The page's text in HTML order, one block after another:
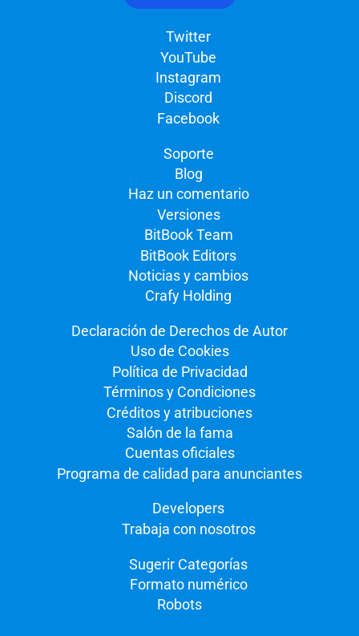
Twitter
YouTube
Instagram
Discord
Facebook
Soporte
Blog
Haz un comentario
Versiones
BitBook Team
BitBook Editors
Noticias y cambios
Crafy Holding
Declaración de Derechos de Autor
Uso de Cookies
Política de Privacidad
Términos y Condiciones
Créditos y atribuciones
Salón de la fama
Cuentas oficiales
Programa de calidad para anunciantes
Developers
Trabaja con nosotros
Sugerir Categorías
Formato numérico
Robots